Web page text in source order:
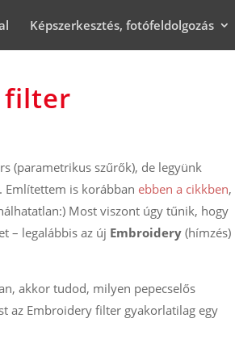
Képszerkesztés, fotófeldolgozás
filter
(parametrikus szűrők), de legyünk
Említettem is korábban ebben a cikkben,
Most viszont úgy tűnik, hogy
– legalábbis az új Embroidery (hímzés)
akkor tudod, milyen pepecselős
az Embroidery filter gyakorlatilag egy